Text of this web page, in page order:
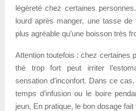
légèreté chez certaines
lourd après manger, une tasse
plus agréable qu’une boisson très
Attention toutefois : chez certaines
thé trop fort peut irriter
sensation d’inconfort. Dans ce
temps d’infusion ou le boire
jeun. En pratique, le bon dosage